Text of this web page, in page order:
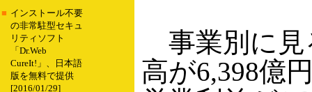
■ インストール不要
の非常駐型セキュ
リティソフト
「Dr.Web
CureIt!」、日本語
版を無料で提供
[2016/01/29]
事業別に見
高が6,398億